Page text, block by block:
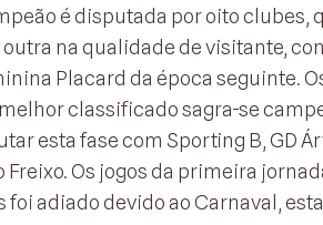
é disputada por oito clubes,
na qualidade de visitante,
Placard da época seguinte.
classificado sagra-se
esta fase com Sporting B, GD
Freixo. Os jogos da primeira
adiado devido ao Carnaval,